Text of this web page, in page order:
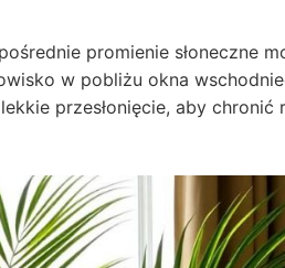
promienie słoneczne
w pobliżu okna
przesłonięcie, aby chronić